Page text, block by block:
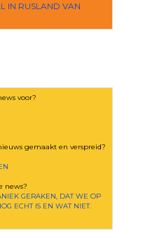
IN RUSLAND VAN
voor?
gemaakt en verspreid?
news?
GERAKEN, DAT WE OP
ECHT IS EN WAT NIET.